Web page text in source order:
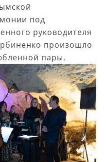
под
руководителя
произошло
пары.